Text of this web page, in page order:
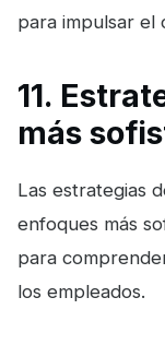
para impulsar el
11.
más
Las estrategias
enfoques más
para
los empleados.